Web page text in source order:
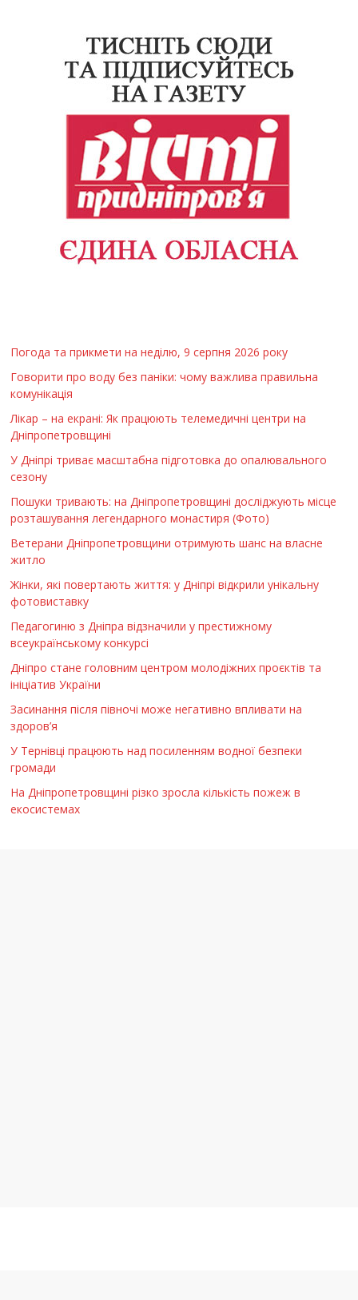
Погода та прикмети на неділю, 9 серпня 2026 року
Говорити про воду без паніки: чому важлива правильна
комунікація
Лікар – на екрані: Як працюють телемедичні центри на
Дніпропетровщині
У Дніпрі триває масштабна підготовка до опалювального
сезону
Пошуки тривають: на Дніпропетровщині досліджують місце
розташування легендарного монастиря (Фото)
Ветерани Дніпропетровщини отримують шанс на власне
житло
Жінки, які повертають життя: у Дніпрі відкрили унікальну
фотовиставку
Педагогиню з Дніпра відзначили у престижному
всеукраїнському конкурсі
Дніпро стане головним центром молодіжних проєктів та
ініціатив України
Засинання після півночі може негативно впливати на
здоров’я
У Тернівці працюють над посиленням водної безпеки
громади
На Дніпропетровщині різко зросла кількість пожеж в
екосистемах